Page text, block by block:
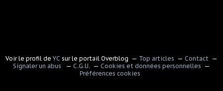
Voir le profil de YC sur le portail Overblog Top articles
Contact
Signaler un abus
C.G.U.
Cookies et données personnelles
Préférences cookies